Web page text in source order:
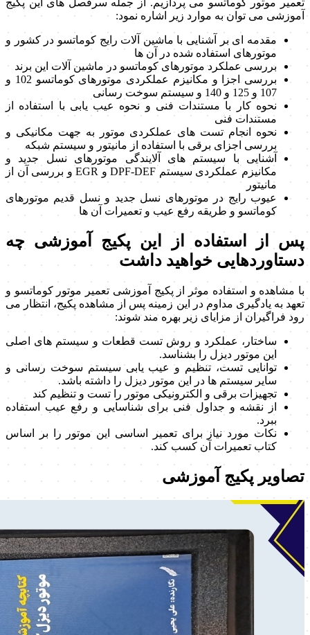
تعمیر موتور کوماتسو می پردازیم. از جمله سرفصل های این پکیج
آموزشی می توان به موارد زیر اشاره نمود:
مقدمه ای بر آشنایی با ماشین آلات رایج کوماتسو در کشور و
موتورهای استفاده شده در آن ها
بررسی عملکرد موتورهای کوماتسو در ماشین آلات این برند
بررسی اجزا و مکانیزم عملکردی موتورهای کوماتسو 102 و
107 و 125 و 140 و سیستم سوخت رسانی
نحوه کار با مستندات فنی و نحوه عیب یابی با استفاده از
مستندات فنی
نحوه انجام تست های عملکردی موتور به جهت مکانیکی و
بررسی اجزای برقی با استفاده از مانیتور و سیستم شبکه
آشنایی با سیستم های آلایندگی موتورهای نسل جدید و
مکانیزم عملکردی سیستم DPF-DEF و EGR و بررسی آن از
مانیتور
عیوب رایج در موتورهای نسل جدید و نسل قدیم موتورهای
کوماتسو و طریقه رفع عیب و تعمیرات آن ها
پس از استفاده از این پکیج آموزشی چه
دستاوردهایی خواهید داشت
با مشاهده و استفاده موثر از پکیج آموزشی تعمیر موتور کوماتسو و
تعهد به یادگیری مداوم در این زمینه پس از مشاهده پکیج، انتظار می
رود فراگیران از مزایای زیر بهره مند شوند:
ساختار، عملکرد و روش تست قطعات و سیستم های اصلی
این موتور دیزل را بشناسد.
توانایی تست، تنظیم و عیب یابی سیستم سوخت رسانی و
سایر سیستم ها در این موتور دیزل را داشته باشد.
تجهیزات برقی و الکترونیکی موتور را تست و تنظیم کند
از نقشه و جداول فنی برای شناسایی و رفع عیب استفاده
ببرد.
نکات مورد نیاز برای تعمیر اساسی این موتور را بر اساس
کتاب تعمیرات آن کسب کند.
تصاویر پکیج آموزشی